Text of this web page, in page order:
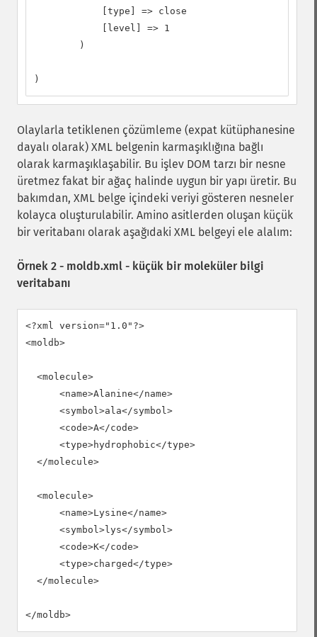
            [type] => close
            [level] => 1
        )
)
Olaylarla tetiklenen çözümleme (expat kütüphanesine
dayalı olarak) XML belgenin karmaşıklığına bağlı
olarak karmaşıklaşabilir. Bu işlev DOM tarzı bir nesne
üretmez fakat bir ağaç halinde uygun bir yapı üretir. Bu
bakımdan, XML belge içindeki veriyi gösteren nesneler
kolayca oluşturulabilir. Amino asitlerden oluşan küçük
bir veritabanı olarak aşağıdaki XML belgeyi ele alalım:
Örnek 2 - moldb.xml - küçük bir moleküler bilgi
veritabanı
<?xml version="1.0"?>
<moldb>
  <molecule>
      <name>Alanine</name>
      <symbol>ala</symbol>
      <code>A</code>
      <type>hydrophobic</type>
  </molecule>
  <molecule>
      <name>Lysine</name>
      <symbol>lys</symbol>
      <code>K</code>
      <type>charged</type>
  </molecule>
</moldb>